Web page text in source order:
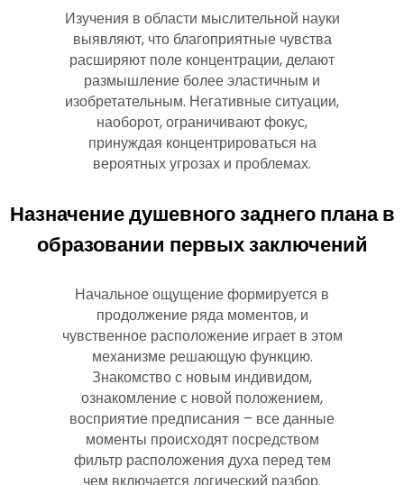
Изучения в области мыслительной науки
выявляют, что благоприятные чувства
расширяют поле концентрации, делают
размышление более эластичным и
изобретательным. Негативные ситуации,
наоборот, ограничивают фокус,
принуждая концентрироваться на
вероятных угрозах и проблемах.
Назначение душевного заднего плана в
образовании первых заключений
Начальное ощущение формируется в
продолжение ряда моментов, и
чувственное расположение играет в этом
механизме решающую функцию.
Знакомство с новым индивидом,
ознакомление с новой положением,
восприятие предписания – все данные
моменты происходят посредством
фильтр расположения духа перед тем
чем включается логический разбор.